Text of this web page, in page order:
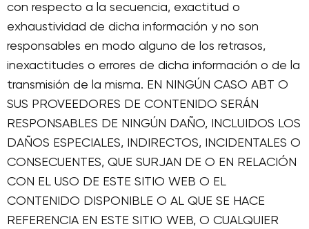
con respecto a la secuencia, exactitud o
exhaustividad de dicha información y no son
responsables en modo alguno de los retrasos,
inexactitudes o errores de dicha información o de la
transmisión de la misma. EN NINGÚN CASO ABT O
SUS PROVEEDORES DE CONTENIDO SERÁN
RESPONSABLES DE NINGÚN DAÑO, INCLUIDOS LOS
DAÑOS ESPECIALES, INDIRECTOS, INCIDENTALES O
CONSECUENTES, QUE SURJAN DE O EN RELACIÓN
CON EL USO DE ESTE SITIO WEB O EL
CONTENIDO DISPONIBLE O AL QUE SE HACE
REFERENCIA EN ESTE SITIO WEB, O CUALQUIER